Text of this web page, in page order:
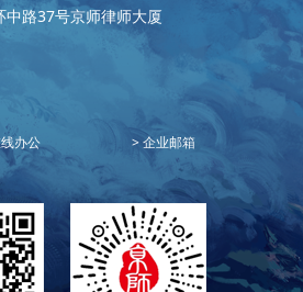
路37号京师律师大厦
办公
企业邮箱